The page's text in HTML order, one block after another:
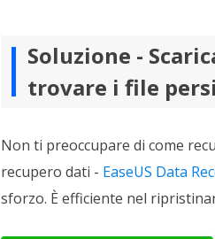
Soluzione -
trovare i file
Non ti preoccupare di come
recupero dati - EaseUS Data
sforzo. È efficiente nel